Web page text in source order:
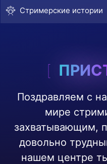
Стримерские истории
Поздравляем с
мире
захватывающим,
довольно
нашем центре